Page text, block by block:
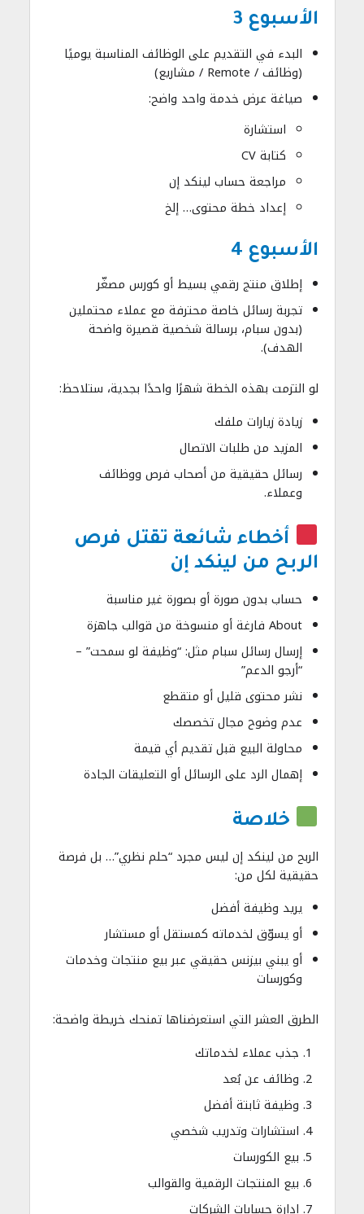
الأسبوع 3
البدء في التقديم على الوظائف المناسبة يوميًا
(وظائف / Remote / مشاريع)
صياغة عرض خدمة واحد واضح:
استشارة
كتابة CV
مراجعة حساب لينكد إن
إعداد خطة محتوى… إلخ
الأسبوع 4
إطلاق منتج رقمي بسيط أو كورس مصغّر
تجربة رسائل خاصة محترفة مع عملاء محتملين
(بدون سبام، برسالة شخصية قصيرة واضحة
الهدف).
لو التزمت بهذه الخطة شهرًا واحدًا بجدية، ستلاحظ:
زيادة زيارات ملفك
المزيد من طلبات الاتصال
رسائل حقيقية من أصحاب فرص ووظائف
وعملاء.
أخطاء شائعة تقتل فرص
الربح من لينكد إن
حساب بدون صورة أو بصورة غير مناسبة
About فارغة أو منسوخة من قوالب جاهزة
إرسال رسائل سبام مثل: “وظيفة لو سمحت” –
“أرجو الدعم”
نشر محتوى قليل أو متقطع
عدم وضوح مجال تخصصك
محاولة البيع قبل تقديم أي قيمة
إهمال الرد على الرسائل أو التعليقات الجادة
خلاصة
الربح من لينكد إن ليس مجرد “حلم نظري”… بل فرصة
حقيقية لكل من:
يريد وظيفة أفضل
أو يسوّق لخدماته كمستقل أو مستشار
أو يبني بيزنس حقيقي عبر بيع منتجات وخدمات
وكورسات
الطرق العشر التي استعرضناها تمنحك خريطة واضحة:
جذب عملاء لخدماتك
وظائف عن بُعد
وظيفة ثابتة أفضل
استشارات وتدريب شخصي
بيع الكورسات
بيع المنتجات الرقمية والقوالب
إدارة حسابات الشركات